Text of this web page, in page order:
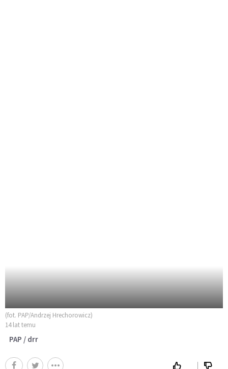
(fot. PAP/Andrzej Hrechorowicz)
14 lat temu
PAP / drr